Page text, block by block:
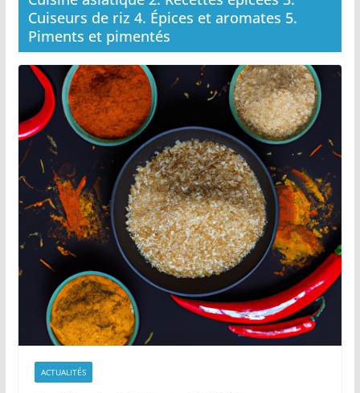
Cuiseurs de riz 4. Épices et aromates 5.
Piments et pimentés
ACTUALITÉS